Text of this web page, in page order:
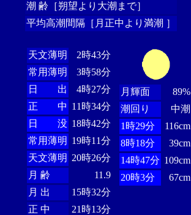
潮 齢［朔望より大潮まで］
平均高潮間隔［月正中より満潮 ］
天文薄明
2時43分
常用薄明
3時58分
日 出
4時27分
正 中 11時34分
日 没 18時42分
常用薄明 19時11分
天文薄明 20時26分
月 齢
11.9
月 出
15時32分
正 中
21時13分
月輝面
89%
潮回り
中潮
1時29分
116cm
8時18分
39cm
14時47分 109cm
20時3分
67cm